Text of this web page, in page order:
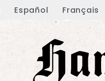
Español Français